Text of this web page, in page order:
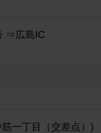
⇒広島IC
一丁目（交差点）)